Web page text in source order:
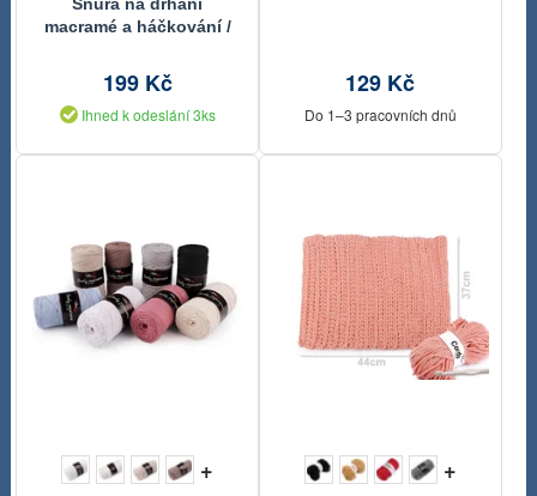
macramé a háčkování /
199 Kč
Ihned k odeslání 3ks
129 Kč
Do 1–3 pracovních dnů
+ +